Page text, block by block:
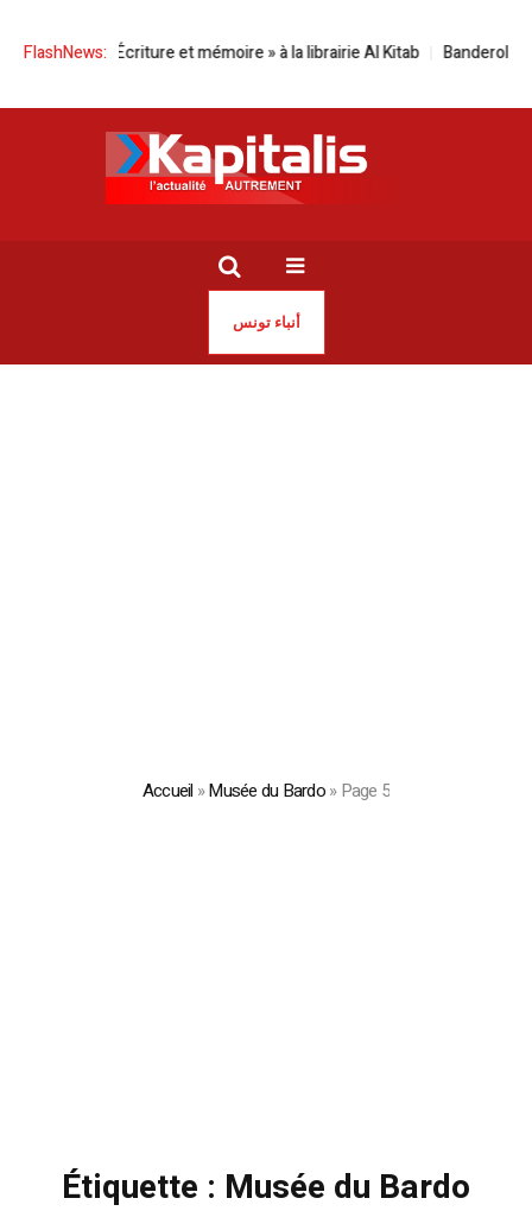
FlashNews:
| « Écriture et mémoire » à la librairie Al Kitab Banderole
أنباء تونس
Accueil »Musée du Bardo»Page 5
Étiquette : Musée du Bardo